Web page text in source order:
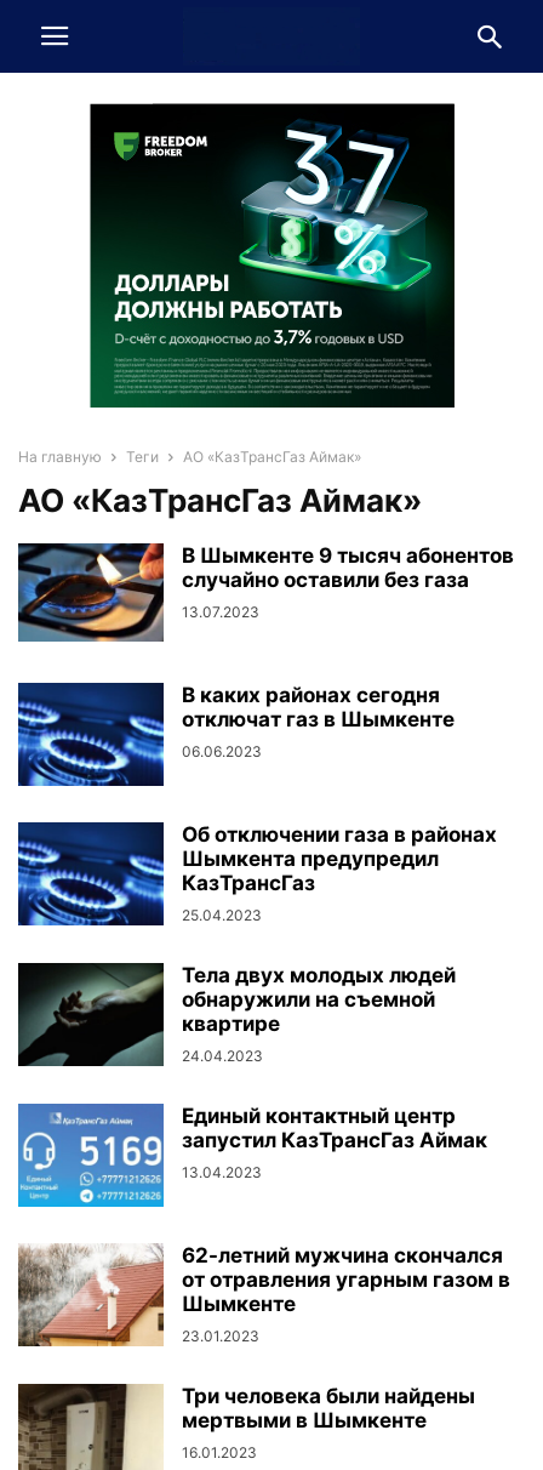
На главную Теги АО «КазТрансГаз Аймак»
АО «КазТрансГаз Аймак»
В Шымкенте 9 тысяч абонентов
случайно оставили без газа
13.07.2023
В каких районах сегодня
отключат газ в Шымкенте
06.06.2023
Об отключении газа в районах
Шымкента предупредил
КазТрансГаз
25.04.2023
Тела двух молодых людей
обнаружили на съемной
квартире
24.04.2023
Единый контактный центр
запустил КазТрансГаз Аймак
13.04.2023
62-летний мужчина скончался
от отравления угарным газом в
Шымкенте
23.01.2023
Три человека были найдены
мертвыми в Шымкенте
16.01.2023